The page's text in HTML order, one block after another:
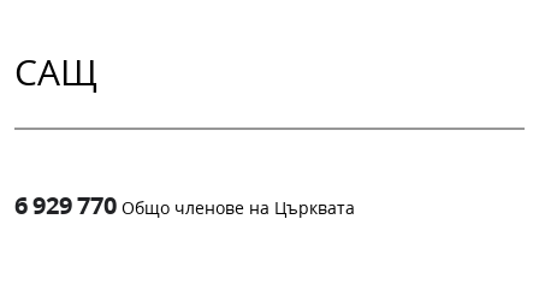
САЩ
6 929 770 Общо членове на Църквата